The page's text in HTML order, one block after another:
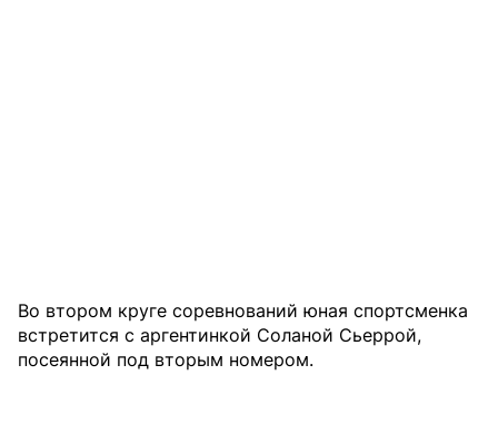
Во втором круге соревнований юная спортсменка
встретится с аргентинкой Соланой Сьеррой,
посеянной под вторым номером.